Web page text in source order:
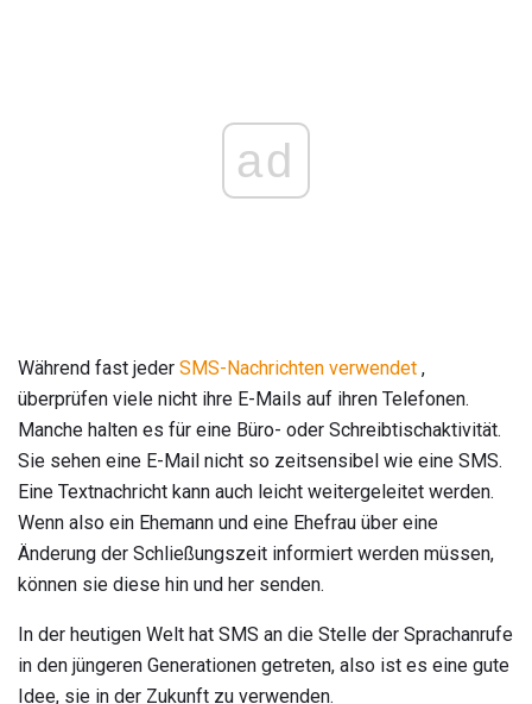
ad
Während fast jeder SMS-Nachrichten verwendet ,
überprüfen viele nicht ihre E-Mails auf ihren Telefonen.
Manche halten es für eine Büro- oder Schreibtischaktivität.
Sie sehen eine E-Mail nicht so zeitsensibel wie eine SMS.
Eine Textnachricht kann auch leicht weitergeleitet werden.
Wenn also ein Ehemann und eine Ehefrau über eine
Änderung der Schließungszeit informiert werden müssen,
können sie diese hin und her senden.
In der heutigen Welt hat SMS an die Stelle der Sprachanrufe
in den jüngeren Generationen getreten, also ist es eine gute
Idee, sie in der Zukunft zu verwenden.